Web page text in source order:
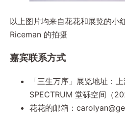
以上图片均来自花花和展览的小
Riceman 的拍摄
嘉宾联系方式
「三生万序」展览地址：
SPECTRUM 堂砾空间（
花花的邮箱：